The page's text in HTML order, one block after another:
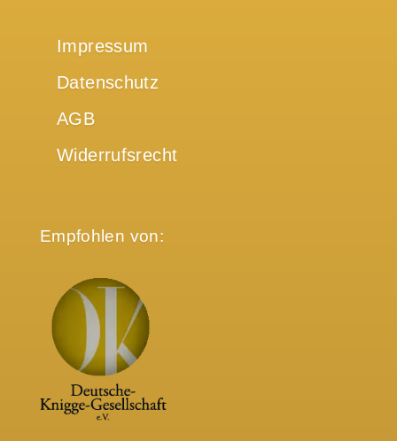
Impressum
Datenschutz
AGB
Widerrufsrecht
Empfohlen von: